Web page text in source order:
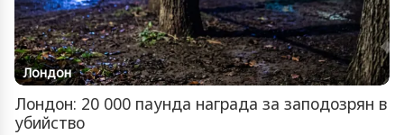
Лондон
Лондон: 20 000 паунда награда за заподозрян в
убийство